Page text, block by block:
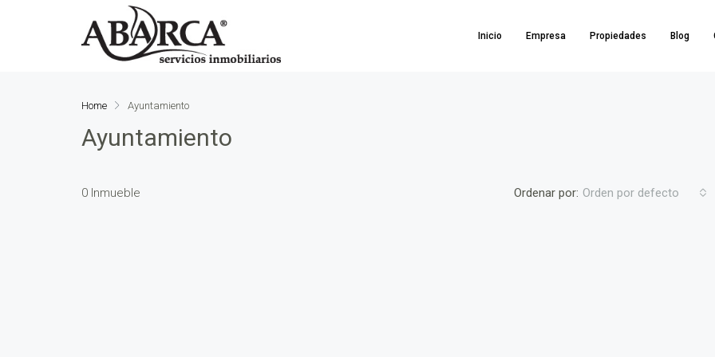
Inicio Empresa Propiedades Blog
Home Ayuntamiento
Ayuntamiento
0 Inmueble Ordenar por: Orden por defecto